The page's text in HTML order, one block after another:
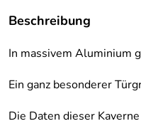
Beschreibung
In massivem Aluminium
Ein ganz besonderer
Die Daten dieser